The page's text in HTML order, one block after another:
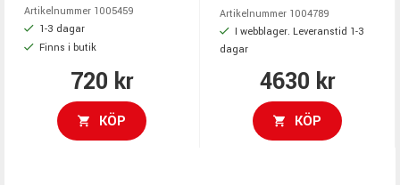
Artikelnummer 1005459
1-3 dagar
Finns i butik
720 kr
KÖP
Artikelnummer 1004789
I webblager. Leveranstid 1-3
dagar
4630 kr
KÖP